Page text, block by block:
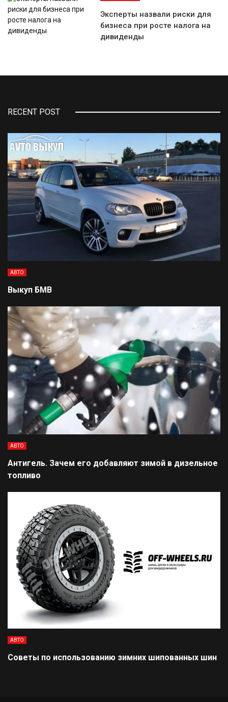
Эксперты назвали риски для
бизнеса при росте налога на
дивиденды
RECENT POST
АВТО
Выкуп БМВ
АВТО
Антигель. Зачем его добавляют зимой в дизельное
топливо
АВТО
Советы по использованию зимних шипованных шин